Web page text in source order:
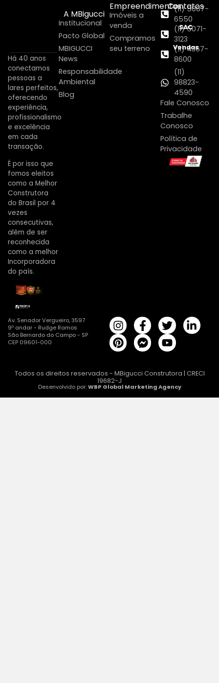
Há 40 anos
conectamos
pessoas a
lares perfeitos,
oferecendo
experiência,
profissionalismo
e excelência
em cada
transação.
É por isso que
fomos eleitos
como a Melhor
Construtora
do Brasil por 4
vezes
consecutivas,
além de ser
reconhecida
como a melhor
Incorporadora
do país.
A MBigucci
Institucional
Pacto Global
MBIGUCCI
News
Responsabilidade
Ambiental
Blog
Empreendimentos
Imóveis a
venda
Compramos
seu terreno
Contatos
(11) 5067-
6550
SAC
(11) 5071-
3123
Vendas
(11) 4367-
8600
(11)
98823-
4590
Fale Conosco
Trabalhe
Conosco
Política de
Privacidade
Av. Senador Vergueiro, 3597
9º andar - Rudge Ramos
São Bernardo do Campo - SP
CEP 09601-000
Todos os direitos reservados - MBigucci Construtora | CRECI
19682-J
Desenvolvido por:WBP Global Marketing Agency